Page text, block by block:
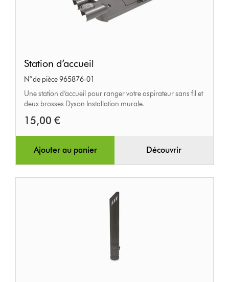
d’accueil
Station d’accueil
N° de pièce 965876-01
Une station d’accueil pour ranger votre aspirateur sans fil et
deux brosses Dyson Installation murale.
15,00 €
Ajouter au panier Découvrir